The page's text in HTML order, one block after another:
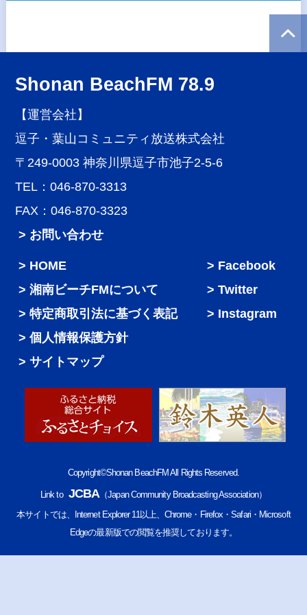
Shonan BeachFM 78.9
【運営会社】
逗子・葉山コミュニティ放送株式会社
〒249-0003 神奈川県逗子市池子2-5-6
TEL：046-870-3313
FAX：046-870-3323
> お問い合わせ
HOME
湘南ビーチFMについて
特定商取引法に基づく表記
個人情報保護方針
サイトマップ
Facebook
Twitter
Instagram
Copyright©Shonan BeachFM All Rights Reserved.
Link to JCBA（Japan Community Broadcasting Association）
本サイトでは、Internet Explorer 11以上、Chrome・Firefox・Safari・Microsoft
Edgeの最新版での閲覧を推奨しております。